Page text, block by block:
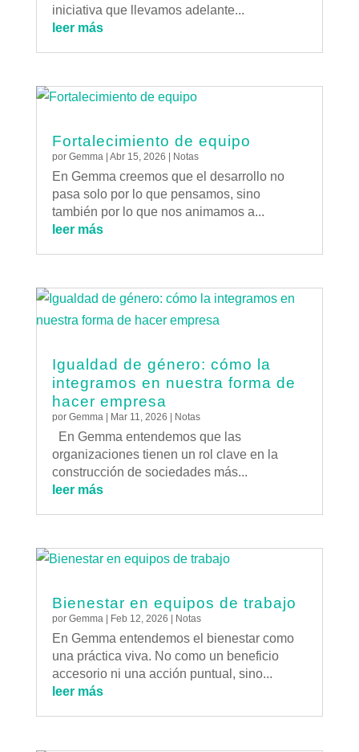
iniciativa que llevamos adelante...
leer más
Fortalecimiento de equipo
por Gemma| Abr 15, 2026 Notas
En Gemma creemos que el desarrollo no
pasa solo por lo que pensamos, sino
también por lo que nos animamos a...
leer más
Igualdad de género: cómo la
integramos en nuestra forma de
hacer empresa
por Gemma| Mar 11, 2026 Notas
En Gemma entendemos que las
organizaciones tienen un rol clave en la
construcción de sociedades más...
leer más
Bienestar en equipos de trabajo
por Gemma| Feb 12, 2026 Notas
En Gemma entendemos el bienestar como
una práctica viva. No como un beneficio
accesorio ni una acción puntual, sino...
leer más